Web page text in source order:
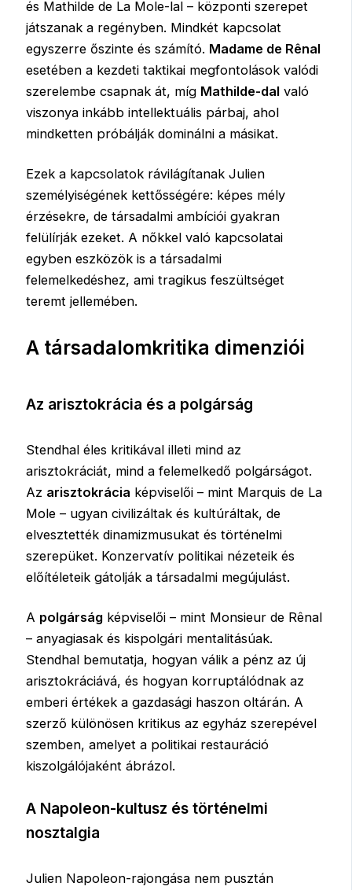
és Mathilde de La Mole-lal – központi szerepet
játszanak a regényben. Mindkét kapcsolat
egyszerre őszinte és számító. Madame de Rênal
esetében a kezdeti taktikai megfontolások valódi
szerelembe csapnak át, míg Mathilde-dal való
viszonya inkább intellektuális párbaj, ahol
mindketten próbálják dominálni a másikat.
Ezek a kapcsolatok rávilágítanak Julien
személyiségének kettősségére: képes mély
érzésekre, de társadalmi ambíciói gyakran
felülírják ezeket. A nőkkel való kapcsolatai
egyben eszközök is a társadalmi
felemelkedéshez, ami tragikus feszültséget
teremt jellemében.
A társadalomkritika dimenziói
Az arisztokrácia és a polgárság
Stendhal éles kritikával illeti mind az
arisztokráciát, mind a felemelkedő polgárságot.
Az arisztokrácia képviselői – mint Marquis de La
Mole – ugyan civilizáltak és kultúráltak, de
elvesztették dinamizmusukat és történelmi
szerepüket. Konzervatív politikai nézeteik és
előítéleteik gátolják a társadalmi megújulást.
A polgárság képviselői – mint Monsieur de Rênal
– anyagiasak és kispolgári mentalitásúak.
Stendhal bemutatja, hogyan válik a pénz az új
arisztokráciává, és hogyan korruptálódnak az
emberi értékek a gazdasági haszon oltárán. A
szerző különösen kritikus az egyház szerepével
szemben, amelyet a politikai restauráció
kiszolgálójaként ábrázol.
A Napoleon-kultusz és történelmi
nosztalgia
Julien Napoleon-rajongása nem pusztán